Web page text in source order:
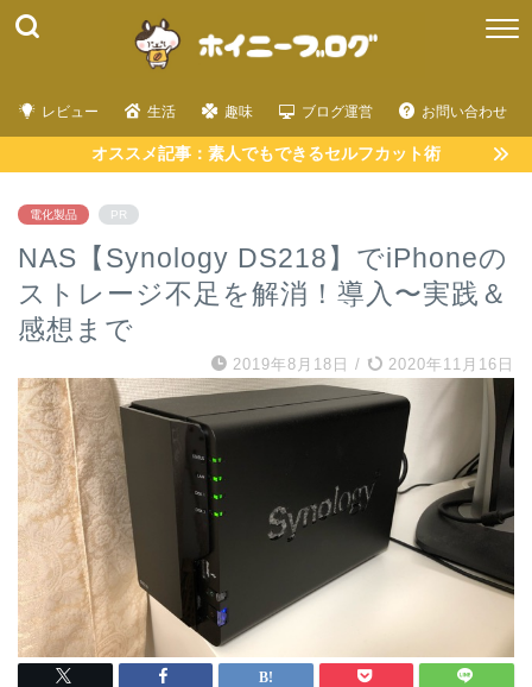
レビュー 生活 趣味 ブログ運営 お問い合わせ
オススメ記事：素人でもできるセルフカット術
電化製品 PR
NAS【Synology DS218】でiPhoneの
ストレージ不足を解消！導入〜実践＆
感想まで
2019年8月18日 / 2020年11月16日